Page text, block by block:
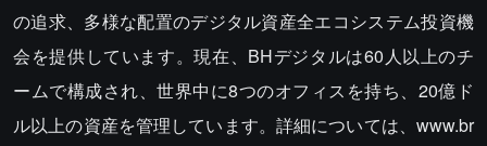
の追求、多様な配置のデジタル資産全エコシステム投資機
会を提供しています。現在、BHデジタルは60人以上のチ
ームで構成され、世界中に8つのオフィスを持ち、20億ド
ル以上の資産を管理しています。詳細については、www.br